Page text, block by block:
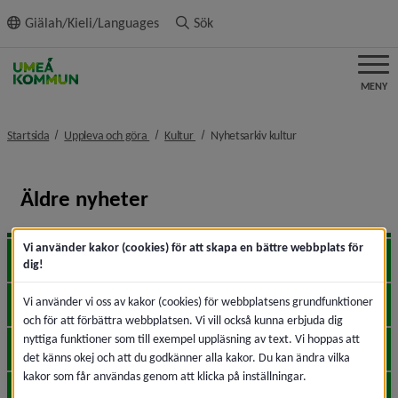
innehållet
Giälah/Kieli/Languages Sök
MENY
Startsida Uppleva och göra nivå i brödsmulenavigeringen
Kultur nivå i brödsmulenavigeringen
Nyhetsarkiv kulturnivå i
Äldre nyheter
2026
2025
2024
Vi använder kakor (cookies) för att skapa en bättre webbplats för
dig!
Vi använder vi oss av kakor (cookies) för webbplatsens grundfunktioner
och för att förbättra webbplatsen. Vi vill också kunna erbjuda dig
nyttiga funktioner som till exempel uppläsning av text. Vi hoppas att
det känns okej och att du godkänner alla kakor. Du kan ändra vilka
kakor som får användas genom att klicka på inställningar.